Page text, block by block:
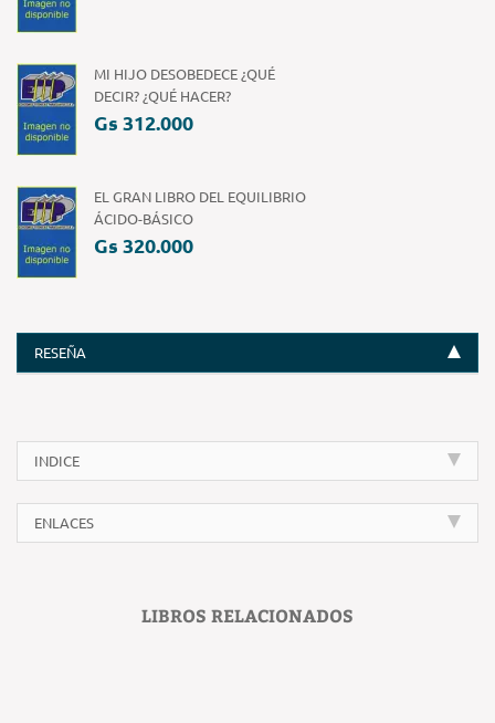
MI HIJO DESOBEDECE ¿QUÉ
DECIR? ¿QUÉ HACER?
Gs 312.000
EL GRAN LIBRO DEL EQUILIBRIO
ÁCIDO-BÁSICO
Gs 320.000
RESEÑA
INDICE
ENLACES
LIBROS RELACIONADOS